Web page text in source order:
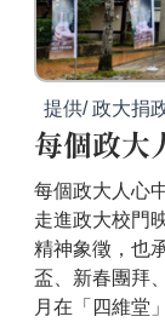
提供/ 政大捐
每個政大
每個政大人心
走進政大校門
精神象徵，也
盃、新春團拜
月在「四維堂